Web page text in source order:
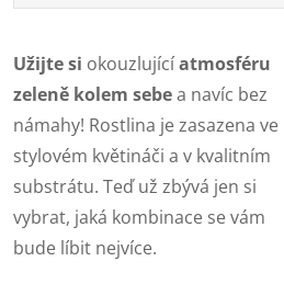
Užijte si okouzlujícíatmosféru
zeleně kolem sebea navíc bez
námahy! Rostlina je zasazena ve
stylovém květináči a v kvalitním
substrátu. Teď už zbývá jen si
vybrat, jaká kombinace se vám
bude líbit nejvíce.